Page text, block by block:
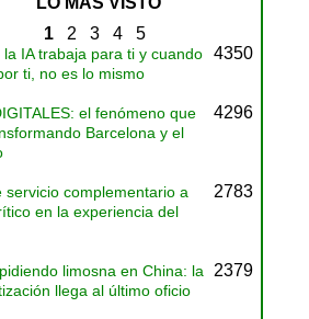
1 2 3 4 5
la IA trabaja para ti y cuando
ti, no es lo mismo
4350
el fenómeno que
Barcelona y el
4296
servicio complementario a
en la experiencia del
2783
limosna en China: la
llega al último oficio
2379